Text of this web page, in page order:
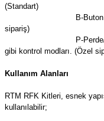
(Standart)
B-Buton Modu:
sipariş)
P-Perde/Kapı
gibi kontrol modları. (Özel
Kullanım Alanları
RTM RFK Kitleri, esnek
kullanılabilir;